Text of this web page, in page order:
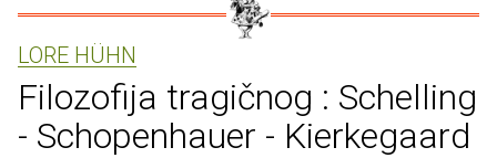
LORE HÜHN
Filozofija tragičnog : Schelling
- Schopenhauer - Kierkegaard